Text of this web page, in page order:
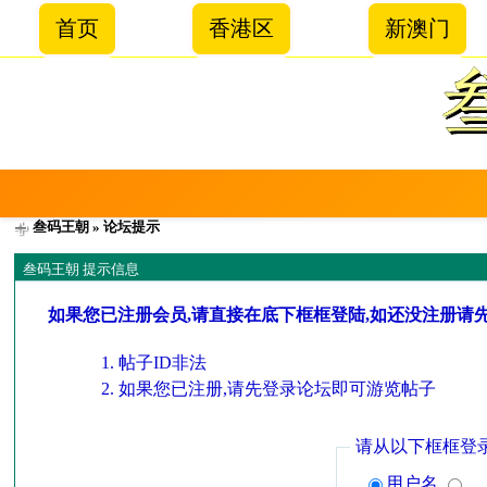
首页 香港区 新澳门
叁码王朝 » 论坛提示
叁码王朝 提示信息
如果您已注册会员,请直接在底下框框登陆,如还没注册请
帖子ID非法
如果您已注册,请先登录论坛即可游览帖子
请从以下框框登
用户名